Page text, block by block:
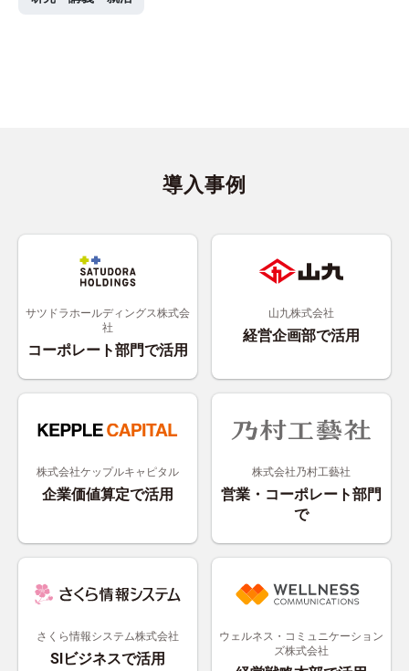
導入事例
サツドラホールディングス株式会
社
コーポレート部門で活用
山九株式会社
経営企画部で活用
株式会社ケップルキャピタル
企業価値算定で活用
株式会社乃村工藝社
営業・コーポレート部門
で
さくら情報システム株式会社
SIビジネスで活用
ウェルネス・コミュニケーション
ズ株式会社